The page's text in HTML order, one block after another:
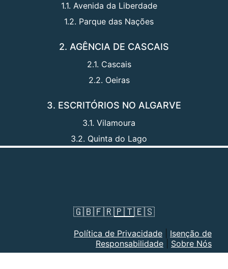
1.1. Avenida da Liberdade
1.2. Parque das Nações
2. AGÊNCIA DE CASCAIS
2.1. Cascais
2.2. Oeiras
3. ESCRITÓRIOS NO ALGARVE
3.1. Vilamoura
3.2. Quinta do Lago
🇬🇧🇫🇷🇵🇹🇪🇸
Política de Privacidade
Isenção de
Responsabilidade
Sobre Nós